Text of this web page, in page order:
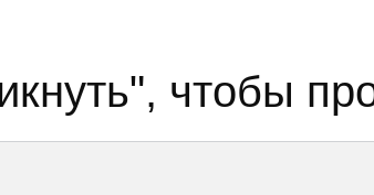
чтобы